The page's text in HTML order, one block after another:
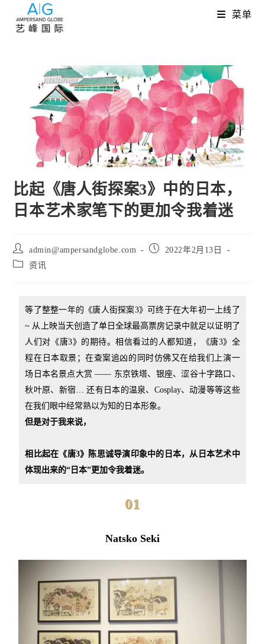
菜单
比起《唐人街探案3》中的日本，
日本艺术家笔下的更加令我着迷
Post
author:
admin@ampersandglobe.com
Post
2022年2月13日
Post 资讯
等了整整一年的《唐人街探案3》可终于在大年初一上线了
~ 从上映当天创造了单日全球最高票房记录中就足以证明了
人们对《唐3》的期待。相信看过的人都知道，
《唐3》全
程在日本取景； 在查案追凶的同时仿佛又在给我们上演一
场日本名景点大赏 —— 东京铁塔、银座、涩谷十字路口、
秋叶原、新宿… 还有日本的温泉、Cosplay、动漫等等这些
在我们眼中经常熟以为知的日本形象。
但是对于我来说，
相比起在《唐3》陈思诚导演印象中的日本，从 日本艺术中
体现出来的“日本”更加令我着迷。
01
Natsko Seki